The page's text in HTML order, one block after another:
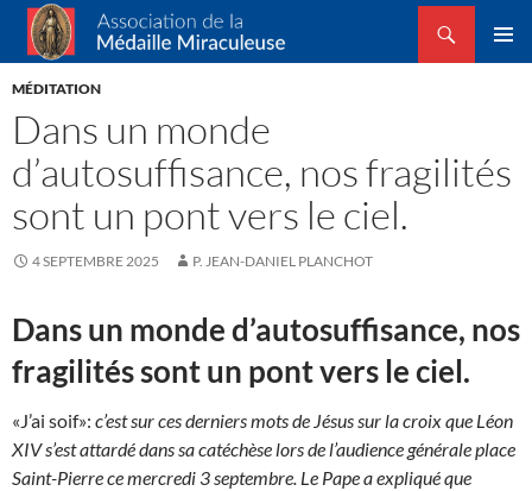
Association de la Médaille Miraculeuse
Recherche
ALLER
AU
MÉDITATION
Dans un monde
d’autosuffisance, nos fragilités
sont un pont vers le ciel.
4 SEPTEMBRE 2025 P. JEAN-DANIEL PLANCHOT
Dans un monde d’autosuffisance, nos
fragilités sont un pont vers le ciel.
«J’ai soif»: c’est sur ces derniers mots de Jésus sur la croix que Léon
XIV s’est attardé dans sa catéchèse lors de l’audience générale place
Saint-Pierre ce mercredi 3 septembre. Le Pape a expliqué que